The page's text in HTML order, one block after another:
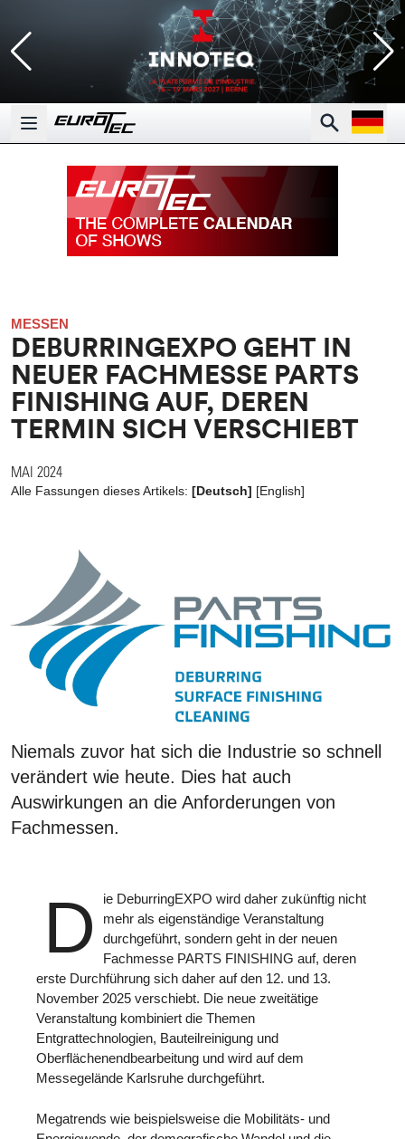
Open main menu
Search
Open
MESSEN
DEBURRINGEXPO GEHT IN
NEUER FACHMESSE PARTS
FINISHING AUF, DEREN
TERMIN SICH VERSCHIEBT
MAI 2024
Alle Fassungen dieses Artikels: [Deutsch] [English]
Niemals zuvor hat sich die Industrie so schnell
verändert wie heute. Dies hat auch
Auswirkungen an die Anforderungen von
Fachmessen.
D
ie DeburringEXPO wird daher zukünftig nicht
mehr als eigenständige Veranstaltung
durchgeführt, sondern geht in der neuen
Fachmesse PARTS FINISHING auf, deren
erste Durchführung sich daher auf den 12. und 13.
November 2025 verschiebt. Die neue zweitätige
Veranstaltung kombiniert die Themen
Entgrattechnologien, Bauteilreinigung und
Oberflächenendbearbeitung und wird auf dem
Messegelände Karlsruhe durchgeführt.
Megatrends wie beispielsweise die Mobilitäts- und